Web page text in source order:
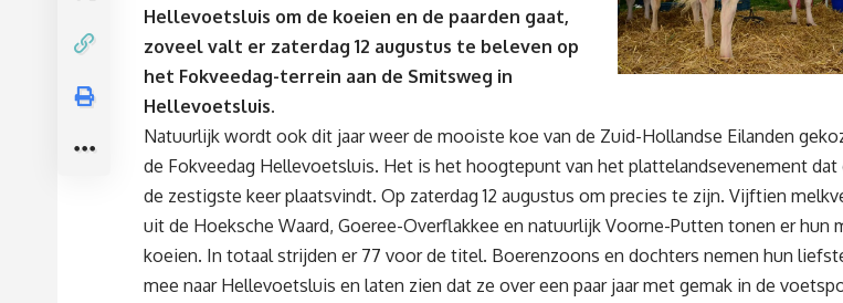
Hellevoetsluis om de koeien en de paarden gaat,
zoveel valt er zaterdag 12 augustus te beleven op
het Fokveedag-terrein aan de Smitsweg in
Hellevoetsluis.
Natuurlijk wordt ook dit jaar weer de mooiste koe van de Zuid-Hollandse Eilanden
de Fokveedag Hellevoetsluis. Het is het hoogtepunt van het plattelandsevenement dat
de zestigste keer plaatsvindt. Op zaterdag 12 augustus om precies te zijn. Vijftien
uit de Hoeksche Waard, Goeree-Overflakkee en natuurlijk Voorne-Putten tonen er hun
koeien. In totaal strijden er 77 voor de titel. Boerenzoons en dochters nemen hun
mee naar Hellevoetsluis en laten zien dat ze over een paar jaar met gemak in de